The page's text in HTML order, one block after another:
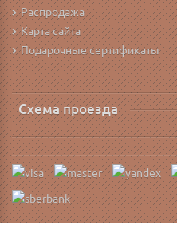
Распродажа
Карта сайта
Подарочные сертификаты
Схема проезда